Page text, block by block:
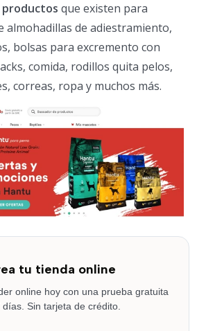
productos que existen para
almohadillas de adiestramiento,
bolsas para excremento con
comida, rodillos quita pelos,
correas, ropa y muchos más.
tu tienda online
online hoy con una prueba gratuita
días. Sin tarjeta de crédito.